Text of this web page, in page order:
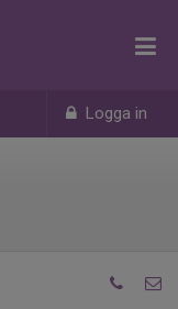
Logga in